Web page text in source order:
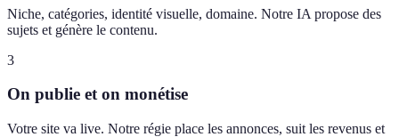
Niche, catégories, identité visuelle, domaine. Notre IA propose des
sujets et génère le contenu.
3
On publie et on monétise
Votre site va live. Notre régie place les annonces, suit les revenus et